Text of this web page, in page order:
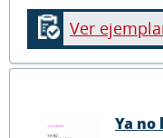
Ver
Ya no